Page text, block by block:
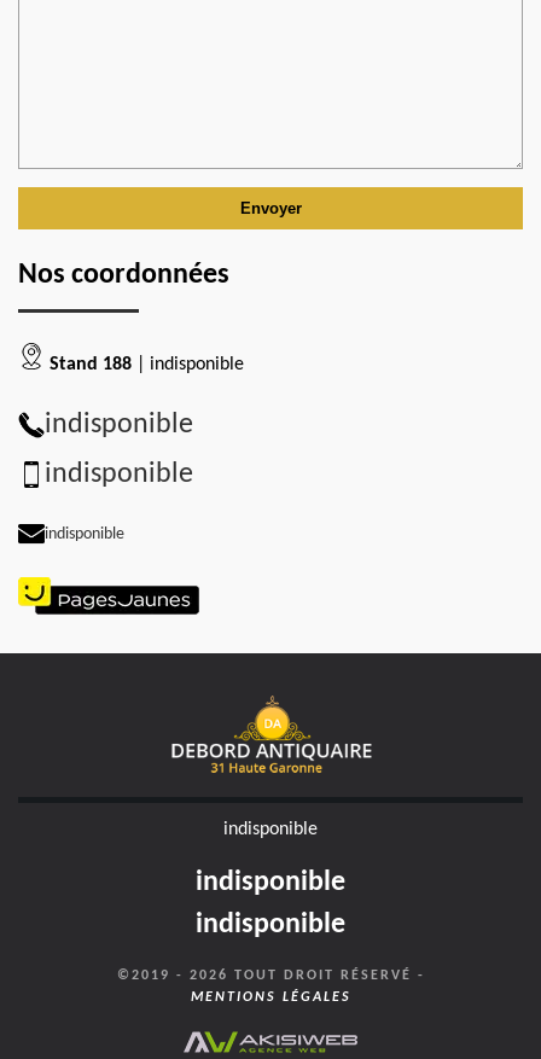
Nos coordonnées
Stand 188 | indisponible
indisponible
indisponible
indisponible
indisponible
indisponible
indisponible
©2019 - 2026 TOUT DROIT RÉSERVÉ -
MENTIONS LÉGALES